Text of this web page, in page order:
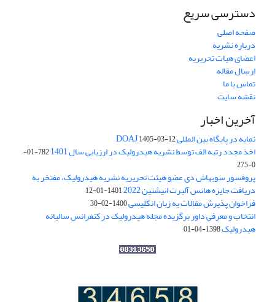
دسترسی سریع
صفحه اصلی
درباره نشریه
اعضای هیات تحریریه
ارسال مقاله
تماس با ما
نقشه سایت
آخرین اخبار
نمایه در پایگاه بین المللی DOAJ1405-03-12
اخذ مجدد رتبه الف توسط نشریه هیدرولیک در ارزیابی سال 1401
782-01-
0-275
پروفسور سوبهاش دی عضو هیئت تحریریه نشریه هیدرولیک، مفتخر به
دریافت جایزه هانس آلبرت انیشتین 2022 1401-01-12
فراخوان پذیرش مقالات به زبان انگلیسی1400-02-30
انتخاب و معرفی داور برگزیده مجله هیدرولیک در کنفرانس سالیانه
هیدرولیک1398-04-01